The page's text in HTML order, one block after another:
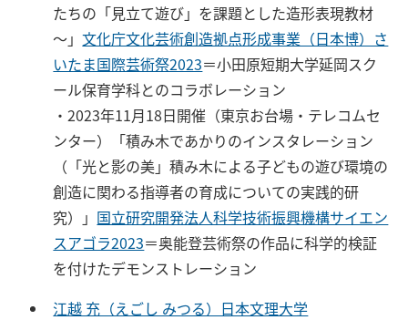
たちの「見立て遊び」を課題とした造形表現教材
～」文化庁文化芸術創造拠点形成事業（日本博）さ
いたま国際芸術祭2023＝小田原短期大学延岡スク
ール保育学科とのコラボレーション
・2023年11月18日開催（東京お台場・テレコムセ
ンター）「積み木であかりのインスタレーション
（「光と影の美」積み木による子どもの遊び環境の
創造に関わる指導者の育成についての実践的研
究）」 国立研究開発法人科学技術振興機構サイエン
スアゴラ2023＝奥能登芸術祭の作品に科学的検証
を付けたデモンストレーション
江越 充（えごし みつる）日本文理大学